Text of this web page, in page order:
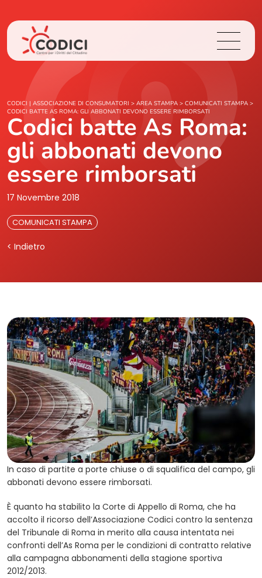
Chi Siamo
Cosa Facciamo
Area Stampa
CODICI | ASSOCIAZIONE DI CONSUMATORI > AREA STAMPA > COMUNICATI STAMPA >
CODICI BATTE AS ROMA: GLI ABBONATI DEVONO ESSERE RIMBORSATI
Codici batte As Roma:
gli abbonati devono
essere rimborsati
17 Novembre 2018
COMUNICATI STAMPA
< Indietro
In caso di partite a porte chiuse o di squalifica del campo, gli
abbonati devono essere rimborsati.
È quanto ha stabilito la Corte di Appello di Roma, che ha
accolto il ricorso dell’Associazione Codici contro la sentenza
del Tribunale di Roma in merito alla causa intentata nei
confronti dell’As Roma per le condizioni di contratto relative
alla campagna abbonamenti della stagione sportiva
2012/2013.